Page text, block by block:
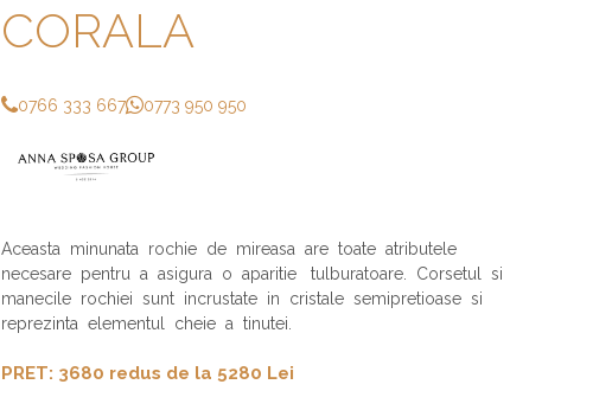
CORALA
0766 333 667 0773 950 950
Aceasta minunata rochie de mireasa are toate atributele
necesare pentru a asigura o aparitie tulburatoare. Corsetul si
manecile rochiei sunt incrustate in cristale semipretioase si
reprezinta elementul cheie a tinutei.
PRET: 3680 redus de la 5280 Lei